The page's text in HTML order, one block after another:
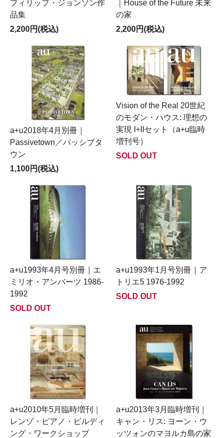
フィリップ・ジョンソン作
品集
2,200円(税込)
｜House of the Future 未来
の家
2,200円(税込)
a+u2018年4月別冊｜
Passivetown／パッシブタ
ウン
1,100円(税込)
Vision of the Real 20世紀
のモダン・ハウス: 理想の
実現 I+IIセット（a+u臨時
増刊号）
SOLD OUT
a+u1993年4月号別冊｜エ
ミリオ・アンバーツ 1986-
1992
SOLD OUT
a+u1993年1月号別冊｜ア
トリエ5 1976-1992
SOLD OUT
a+u2010年5月臨時増刊｜
レンゾ・ピアノ・ビルディ
ング・ワークショップ
a+u2013年3月臨時増刊｜
キャン・リス: ヨーン・ウ
ッツォンのマヨルカ島の家